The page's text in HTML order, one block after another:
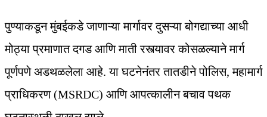
पुण्याकडून मुंबईकडे जाणाऱ्या मार्गावर दुसऱ्या बोगद्याच्या आधी
मोठ्या प्रमाणात दगड आणि माती रस्त्यावर कोसळल्याने मार्ग
पूर्णपणे अडथळलेला आहे. या घटनेनंतर तातडीने पोलिस, महामार्ग
प्राधिकरण (MSRDC) आणि आपत्कालीन बचाव पथक